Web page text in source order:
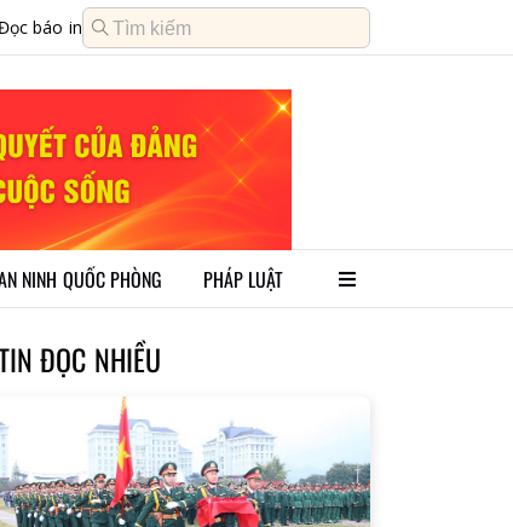
báo in
NINH QUỐC PHÒNG PHÁP LUẬT
ĐỌC NHIỀU